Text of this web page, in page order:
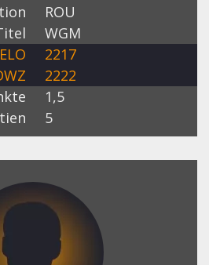
ROU
WGM
ELO
2217
2222
1,5
5